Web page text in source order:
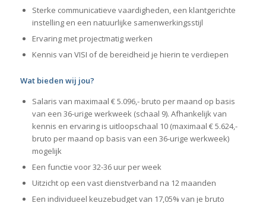
Sterke communicatieve vaardigheden, een klantgerichte
instelling en een natuurlijke samenwerkingsstijl
Ervaring met projectmatig werken
Kennis van VISI of de bereidheid je hierin te verdiepen
Wat bieden wij jou?
Salaris van maximaal € 5.096,- bruto per maand op basis
van een 36-urige werkweek (schaal 9). Afhankelijk van
kennis en ervaring is uitloopschaal 10 (maximaal € 5.624,-
bruto per maand op basis van een 36-urige werkweek)
mogelijk
Een functie voor 32-36 uur per week
Uitzicht op een vast dienstverband na 12 maanden
Een individueel keuzebudget van 17,05% van je bruto